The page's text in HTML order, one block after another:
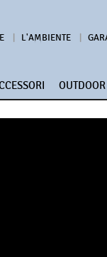
L'AMBIENTE
OUTDOOR